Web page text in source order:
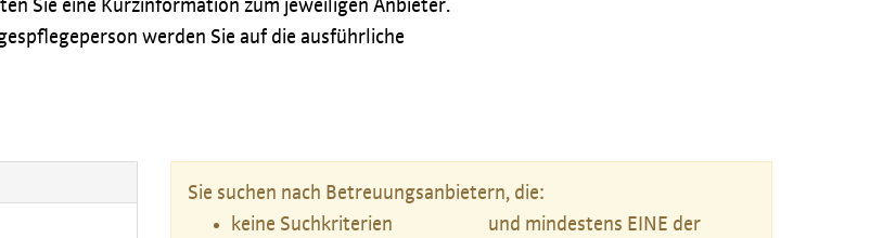
Sie eine Kurzinformation zum jeweiligen Anbieter.
werden Sie auf die ausführliche
Sie suchen nach Betreuungsanbietern, die:
keine Suchkriterien
und mindestens EINE der